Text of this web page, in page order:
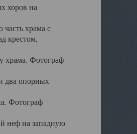
хоров на
храма с
крестом,
храма. Фотограф
два опорных
Фотограф
неф на западную